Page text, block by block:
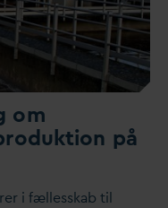
om
på
i fællesskab til